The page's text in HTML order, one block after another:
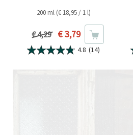
200 ml (€ 18,95 / 1 l)
Vorheriger Preis
€ 4,29 Aktueller Preis
€ 3,79
4.8 (14)